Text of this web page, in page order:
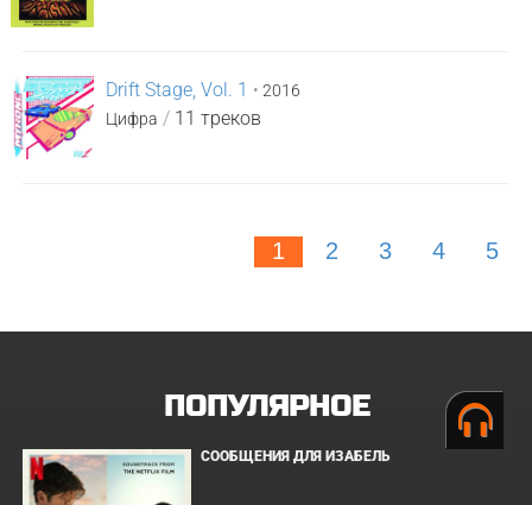
Drift Stage, Vol. 1 • 2016
Цифра / 11 треков
1 2 3 4 5
ПОПУЛЯРНОЕ
СООБЩЕНИЯ ДЛЯ ИЗАБЕЛЬ